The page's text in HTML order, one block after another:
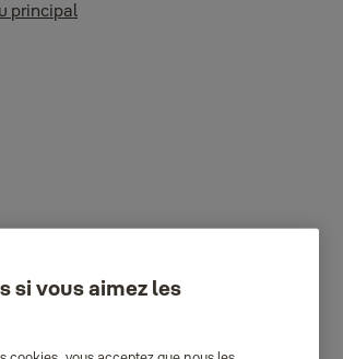
principal
si vous aimez les